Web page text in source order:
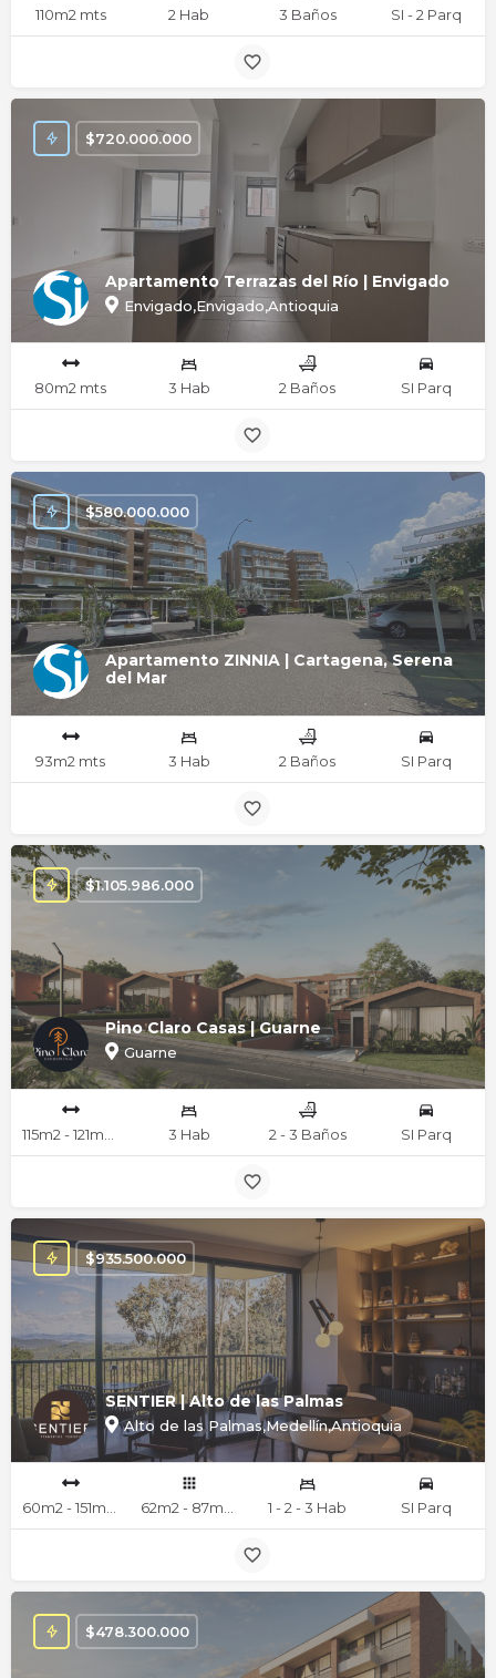
110m2 mts 2 Hab 3 Baños SI - 2 Parq
Apartamento Terrazas del Río | Envigado
Envigado,Envigado,Antioquia
$720.000.000
80m2 mts 3 Hab 2 Baños SI Parq
Apartamento ZINNIA | Cartagena, Serena
del Mar
$580.000.000
93m2 mts 3 Hab 2 Baños SI Parq
Pino Claro Casas | Guarne
Guarne
$1.105.986.000
3 Hab 2 - 3 Baños SI Parq
SENTIER | Alto de las Palmas
Alto de las Palmas,Medellín,Antioquia
$935.500.000
1 - 2 - 3 Hab SI Parq
$478.300.000